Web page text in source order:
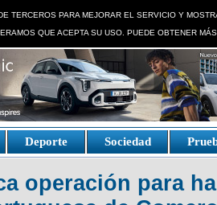
TERCEROS PARA MEJORAR EL SERVICIO Y
QUE ACEPTA SU USO. PUEDE OBTENER
Deporte Sociedad
operación para